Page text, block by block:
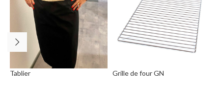
Tablier Grille de four GN